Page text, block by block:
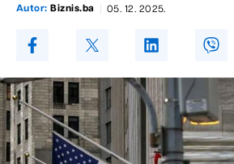
Autor: Biznis.ba 05. 12. 2025.